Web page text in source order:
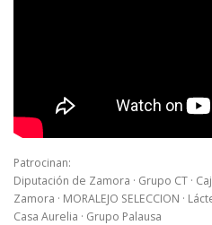
Patrocinan:
Diputación de Zamora · Grupo CT ·
Zamora · MORALEJO SELECCION ·
Casa Aurelia · Grupo Palausa